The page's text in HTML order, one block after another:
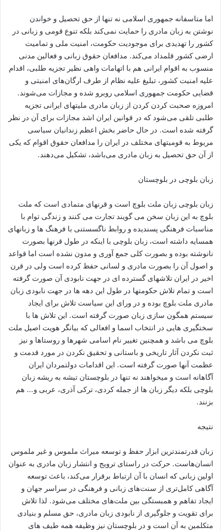
اما متاسفانه جمهوری اسلامی نه تنها از حق تحصیل و خواندن
نوشتن به زبان مادری را حمایت نمی‌کند بلکه تنوع قومی و زبانی در
کشور را تهدیدی برای موجودیت حکومت، امنیت ملی و تمامیت
ارضی کشور قلمداد می‌کند. مدافعان حقوق زبانی و فعالین مدنی
منسوب به اقوام ایرانی هم با اتهامات واهی نظیر تجزیه طلبی، اقدام
علیه امنیت کشور، تبلیغ علیه نظام از طرف ارگان‌های امنیتی و
قضایی حکومت جمهوری اسلامی روبرو شده و مجازات می‌شوند.
امروزه صحبت کردن کردن از زبان مادری ملیتهای ایرانی تجزیه
طلبی تلقی می‌شود که در قوانین ایران اشد مجازات برای آن در نظر
گرفته شده است. در حال حاضر بخش اعظم زندانیان سیاسی
مربوط به قومیتهای مختلف در ایران را مدافعان حقوق اقوام که یکی
از آن حق تحصیل به زبان مادری می‌باشد، تشکیل می‌دهند.
زبان بلوچی در بلوچستان
زبان بلوچی زبان ملت بلوچ است و قرنهای متمادی است که ملت
بلوچ به این زبان سخن می گویند تجارت می کنند و زندگی توام با
مناسبات فرهنگی پسندیده و روابط ناگسستنی با فرهنگ ها و زبانهای
همسایه داشته است، زبان بلوچی با اینکه در طول قرنها بصورت
نانوشته بوده و بصورت کلی جمع آوری و مدون نشده است اما قواعد
و اصول آن را بصورت مادری و لسانی حفظ کرده است ولی در قرن
اخیر در ایران تلاشهای گسترده ای در جهت نابودی آن صورت گرفته
است و تمام تلاش حکومتها در طول این دهه ها در جهت نابودی زبان
مادری ملت بلوچ بوده و در ورای این سیاست تلاش برای ایجاد
سیستم همگون سازی زبان صورت گرفته است. این تلاش ها با
سختگیری هایی در انتخاب اسما و افعالی که بیانگر هویت اصیل ملت
بلوچ می باشد و همچنین تغییر نام اسامی شهرها و روستاها و نیز
ثبت نکردن آثار تاریخی و باستانی و تحقیق نکردن در مورد قدمت و
عظمت آنها صورت گرفته است. این اقدامات دولتمردان ایران
آگاهانه است و ميخواهند نه تنها در بلوچستان تيشه به ريشه زبان
بلوچی بلکه دیگر زبان ها از جمله کردی، ترکی آذری، عربی و… هم
بزنند.
نتیجه
زبان قدرتمندترین ابزار حفظ و توسعه میراث ملموس و غیر ملموس
انسان‌هاست. حرکت در راستای ترویج و انتشار زبان مادری به‌ عنوان
اولین زبانی که انسان با آن ارتباط برقرار می‌کند، باعث توسعه
آگاهی کامل‌تری از سنت‌های زبانی و فرهنگی در سراسر جهان و
ایجاد تفاهم و همبستگی بین ملت‌های مختلف می‌شود. لذا تلاش
برای تقویت و جلوگیری از نابودی زبان مادری، حق مسلم و بنیادی
متکلمین به آن است و در بلوچستان نیز وظیفه همه طیف های